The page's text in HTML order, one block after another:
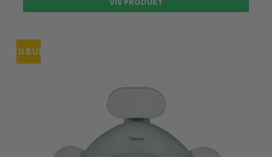
VIS PRODUKT
TILBUD